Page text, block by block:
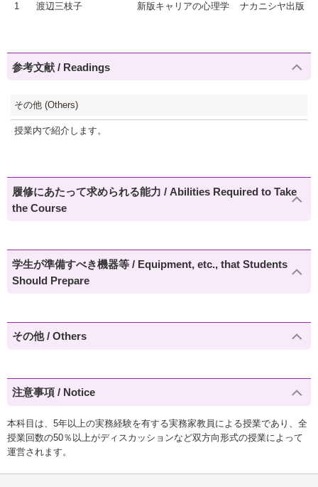
1 渡辺三枝子 新版キャリアの心理学 ナカニシヤ出版
参考文献 / Readings
その他 (Others)
授業内で紹介します。
履修にあたって求められる能力 / Abilities Required to Take
the Course
学生が準備すべき機器等 / Equipment, etc., that Students
Should Prepare
その他 / Others
注意事項 / Notice
本科目は、5年以上の実務経験を有する実務家教員による授業であり、全
授業回数の50％以上がディスカッションなど双方向形式の授業によって
運営されます。